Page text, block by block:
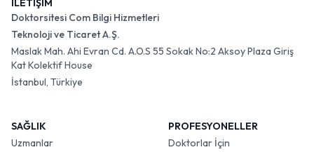
İLETİŞİM
Doktorsitesi Com Bilgi Hizmetleri
Teknoloji ve Ticaret A.Ş.
Maslak Mah. Ahi Evran Cd. A.O.S 55 Sokak No:2 Aksoy Plaza Giriş
Kat Kolektif House
İstanbul, Türkiye
SAĞLIK
Uzmanlar
PROFESYONELLER
Doktorlar İçin